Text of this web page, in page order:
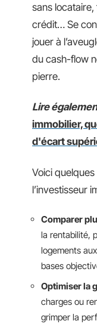
sans
crédit… Se
jouer à
du cash-flow
pierre.
Lire
immobilier,
d'écart
Voici
l’investisseur
Comparer
la rentabilité,
logements
bases
Optimiser la
charges ou
grimper la